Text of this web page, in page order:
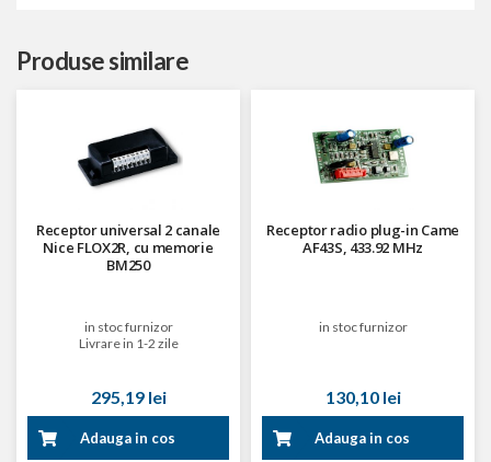
Produse similare
Receptor universal 2 canale
Nice FLOX2R, cu memorie
BM250
in stoc furnizor
Livrare in 1-2 zile
295,19 lei
Adauga in cos
Receptor radio plug-in Came
AF43S, 433.92 MHz
in stoc furnizor
130,10 lei
Adauga in cos